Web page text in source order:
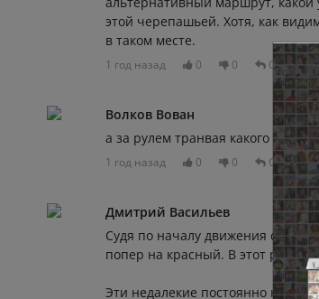
этой черепашьей. Хотя, как
в таком месте.
1 год назад 0 0 Отвечать
Волков Вован
а за рулем транвая какого полу
1 год назад 0 0 Отвечать
Дмитрий Васильев
Судя по началу движения с
попер на красный. В этот раз не
Эти недалекие постоянно на